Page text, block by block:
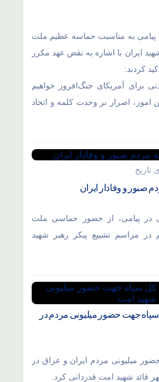
پیامی به مناسبت حماسه عظیم ملت
ایران با اشاره به نقض عهد مکرر
کردند:
برای آمریکای جنگ‌افروز خواهیم
امور، اصرار بر وحدت کلمه و اتحاد
تاریخ
صبور و وفادار ایران
در پیامی، از حضور حماسی ملت
در مراسم تشییع پیکر رهبر شهید
سپاه جهت حضور میلیونی مردم در
میلیونی مردم ایران و عراق در
قائد شهید امت قدردانی کرد.